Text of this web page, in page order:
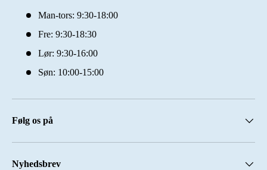
Man-tors: 9:30-18:00
Fre: 9:30-18:30
Lør: 9:30-16:00
Søn: 10:00-15:00
Følg os på
Nyhedsbrev